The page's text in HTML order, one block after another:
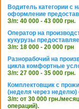
Водитель категории с
оформление
З/п: 40 000 - 43 000 грн.
Оператор на
кукурузы
З/п: 18 000 - 20 000 грн
Разнорабочий на
цикла комфортные
З/п: 27 000 - 35 000 грн.
Комплектовщик с
(неделя через
З/п: от 30 000 грн./
операций).